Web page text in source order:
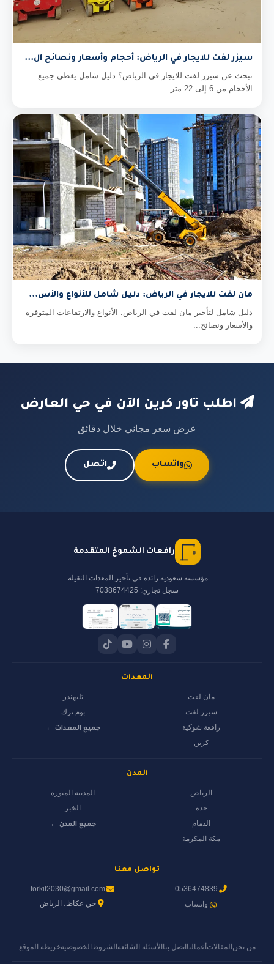
سيزر لفت للايجار في الرياض: أحجام وأسعار ونصائح ال...
تبحث عن سيزر لفت للايجار في الرياض؟ دليل شامل يغطي جميع
الأحجام من 6 إلى 22 متر ...
مان لفت للايجار في الرياض: دليل شامل للأنواع والأس...
دليل شامل لتأجير مان لفت في الرياض. الأنواع والارتفاعات المتوفرة
والأسعار ونصائح...
اطلب تاور كرين الآن في حي العارض
عرض سعر مجاني خلال دقائق
واتساب اتصل
رافعات الشموخ المتقدمة
مؤسسة سعودية رائدة في تأجير المعدات الثقيلة.
سجل تجاري: 7038674425
المعدات
مان لفت
سيزر لفت
رافعة شوكية
كرين
تليهندر
بوم ترك
جميع المعدات ←
المدن
الرياض
جدة
الدمام
مكة المكرمة
المدينة المنورة
الخبر
جميع المدن ←
تواصل معنا
0536474839
واتساب
forkif2030@gmail.com
حي عكاظ، الرياض
من نحنالمقالات أعمالنااتصل بناالأسئلة الشائعةالشروط الخصوصيةخريطة الموقع